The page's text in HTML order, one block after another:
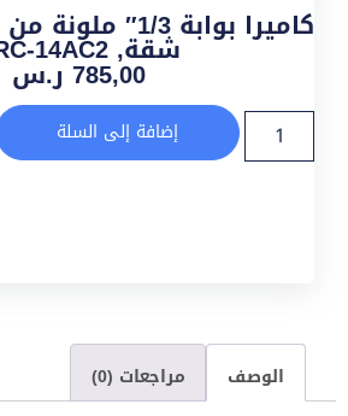
شقة, DRC-14AC2
785,00 ر.س
إضافة إلى السلة
الوصف مراجعات (0)